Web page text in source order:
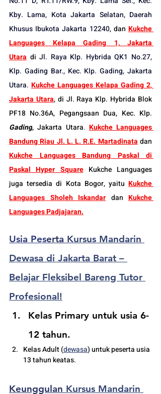
Kby. Lama, Kota Jakarta Selatan, Daerah
Khusus Ibukota Jakarta 12240, dan Kukche
Languages Kelapa Gading 1, Jakarta
Utara di Jl. Raya Klp. Hybrida QK1 No.27,
Klp. Gading Bar., Kec. Klp. Gading, Jakarta
Utara. Kukche Languages Kelapa Gading 2
Jakarta Utara, di Jl. Raya Klp. Hybrida Blok
Gading, Jakarta Utara. Kukche Languages
Bandung Riau Jl. L. L. R.E. Martadinata
Kukche Languages Bandung Paskal di
Paskal Hyper Square Kukche Languages
juga tersedia di Kota Bogor, yaitu Kukche
Languages Sholeh Iskandar dan Kukche
Languages Padjajaran.
Usia Peserta Kursus Mandarin
Dewasa di Jakarta Barat –
Belajar Fleksibel Bareng Tutor
Profesional!
Kelas Primary untuk usia 6-
12 tahun.
Kelas Adult (dewasa) untuk peserta usia
13 tahun keatas.
Keunggulan Kursus Mandarin